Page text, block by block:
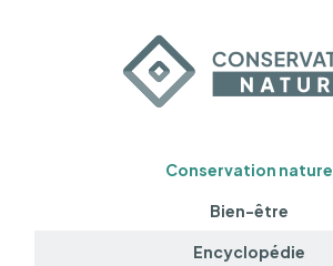
Conservation nature
Bien-être
Encyclopédie